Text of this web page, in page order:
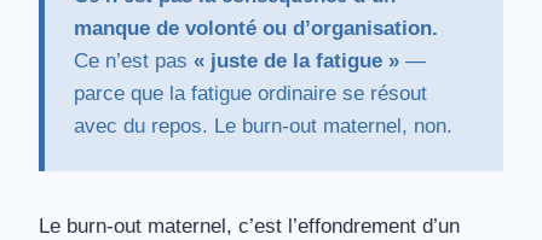
manque de volonté ou d’organisation.
Ce n’est pas « juste de la fatigue » —
parce que la fatigue ordinaire se résout
avec du repos. Le burn-out maternel, non.
Le burn-out maternel, c’est l’effondrement d’un